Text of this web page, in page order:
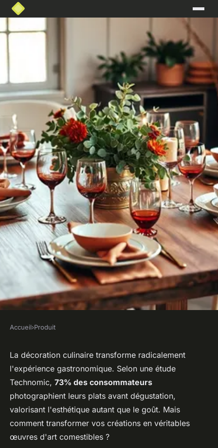
Les tendances
incontournables du décor
alimentaire
Maryam•10 décembre 2025•7 min de lecture
Accueil›Produit
La décoration culinaire transforme radicalement
l'expérience gastronomique. Selon une étude
Technomic, 73% des consommateurs
photographient leurs plats avant dégustation,
valorisant l'esthétique autant que le goût. Mais
comment transformer vos créations en véritables
œuvres d'art comestibles ?